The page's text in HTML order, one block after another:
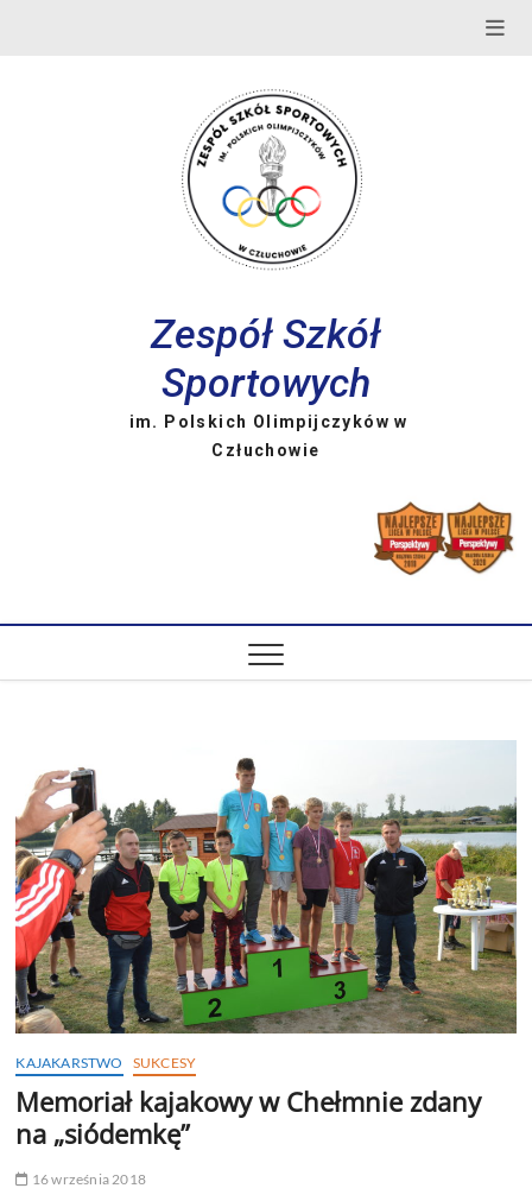
Zespół Szkół
Sportowych
im. Polskich Olimpijczyków w
Człuchowie
KAJAKARSTWO SUKCESY
Memoriał kajakowy w Chełmnie zdany
na „siódemkę”
16 września 2018